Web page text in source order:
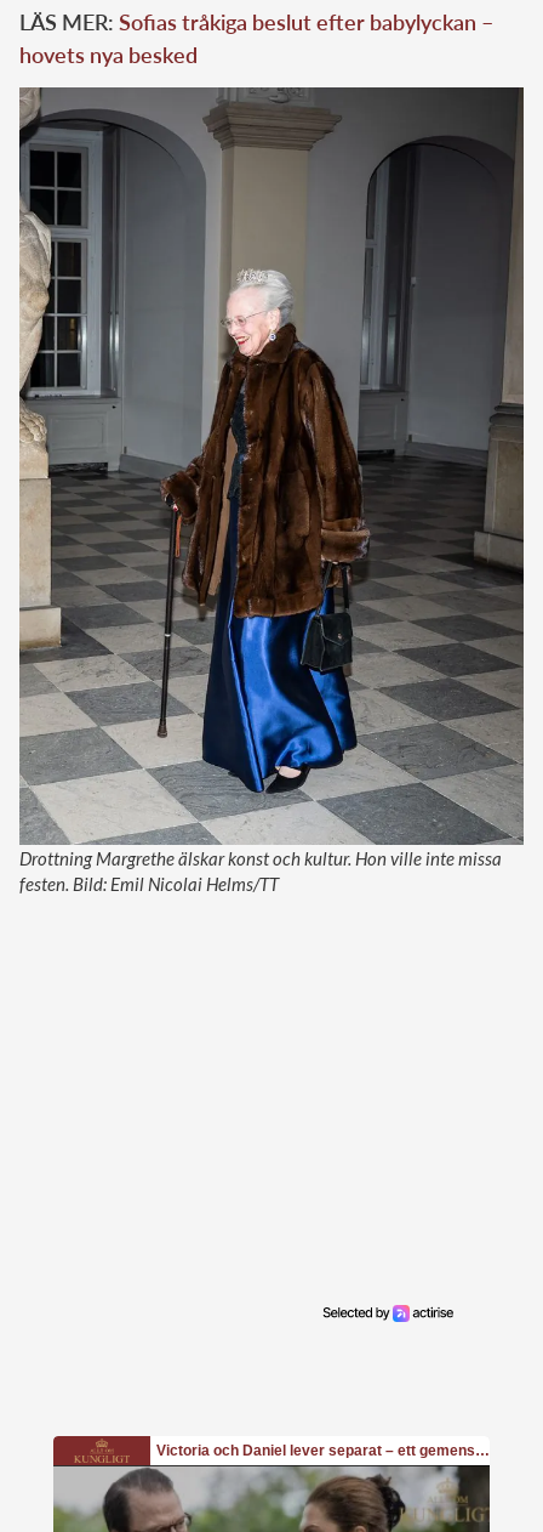
LÄS MER: Sofias tråkiga beslut efter babylyckan –
hovets nya besked
Drottning Margrethe älskar konst och kultur. Hon ville inte missa
festen. Bild: Emil Nicolai Helms/TT